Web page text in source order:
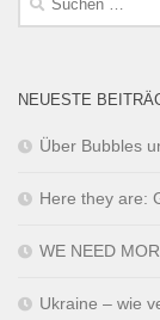
NEUESTE
Über Bubbles
Here they are:
WE NEED
Ukraine – wie